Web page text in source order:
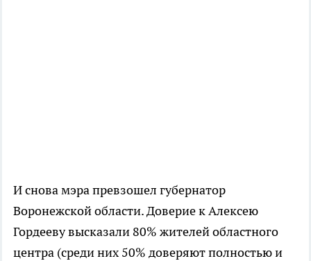
И снова мэра превзошел губернатор
Воронежской области. Доверие к Алексею
Гордееву высказали 80% жителей областного
центра (среди них 50% доверяют полностью и